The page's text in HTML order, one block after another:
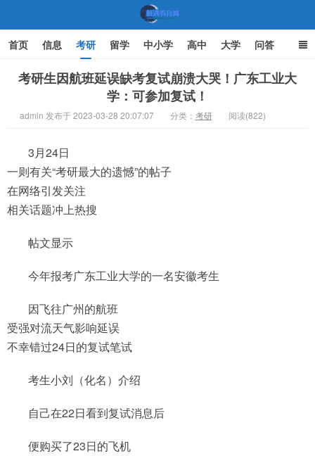
机遇教育网
首页 信息 考研 留学 中小学 高中 大学 问答
文化 家庭教育
考研生因航班延误缺考复试崩溃大哭！广东工业大
学：可参加复试！
admin 发布于 2023-03-28 20:07:07 分类： 考研 阅读(822)
3月24日
一则有关“考研最大的遗憾”的帖子
在网络引发关注
相关话题冲上热搜
帖文显示
今年报考广东工业大学的一名安徽考生
因飞往广州的航班
受强对流天气影响延误
不幸错过24日的复试笔试
考生小刘（化名）介绍
自己在22日看到复试消息后
便购买了23日的飞机